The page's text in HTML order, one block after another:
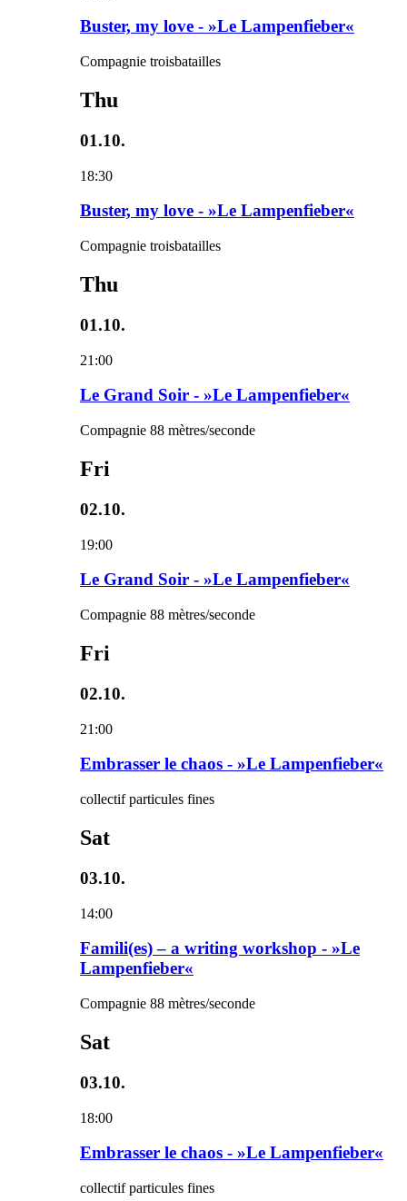
Buster, my love - »Le Lampenfieber«
Compagnie troisbatailles
Thu
01.10.
18:30
Buster, my love - »Le Lampenfieber«
Compagnie troisbatailles
Thu
01.10.
21:00
Le Grand Soir - »Le Lampenfieber«
Compagnie 88 mètres/seconde
Fri
02.10.
19:00
Le Grand Soir - »Le Lampenfieber«
Compagnie 88 mètres/seconde
Fri
02.10.
21:00
Embrasser le chaos - »Le Lampenfieber«
collectif particules fines
Sat
03.10.
14:00
Famili(es) – a writing workshop - »Le
Lampenfieber«
Compagnie 88 mètres/seconde
Sat
03.10.
18:00
Embrasser le chaos - »Le Lampenfieber«
collectif particules fines